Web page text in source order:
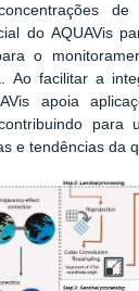
de
do AQUAVis
o
Ao facilitar a
apoia
para
e tendências da